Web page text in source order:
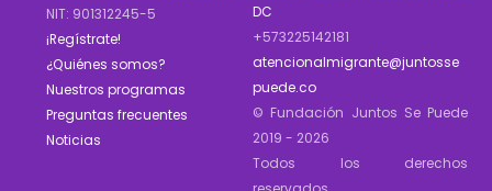
NIT: 901312245-5
¡Regístrate!
¿Quiénes somos?
Nuestros programas
Preguntas frecuentes
Noticias
DC
+573225142181
atencionalmigrante@juntosse
puede.co
© Fundación Juntos Se Puede
2019 - 2026
Todos los derechos